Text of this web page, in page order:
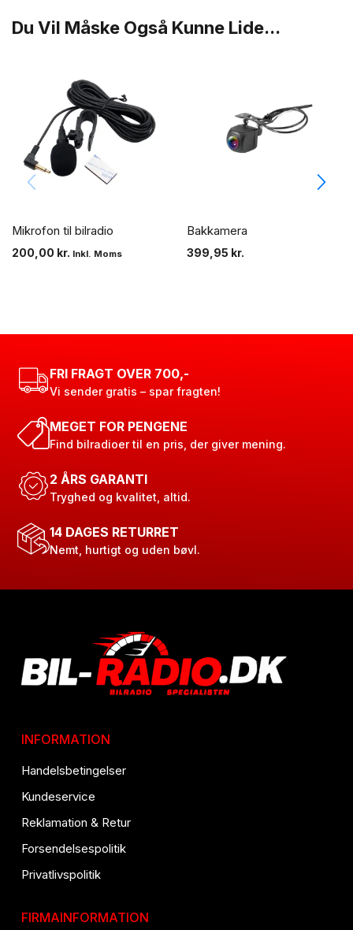
Du Vil Måske Også Kunne Lide...
Mikrofon til bilradio
200,00 kr. Inkl. Moms
Bakkamera
399,95 kr.
FRI FRAGT OVER 700,-
Vi sender gratis – spar fragten!
MEGET FOR PENGENE
Find bilradioer til en pris, der giver mening.
2 ÅRS GARANTI
Tryghed og kvalitet, altid.
14 DAGES RETURRET
Nemt, hurtigt og uden bøvl.
INFORMATION
Handelsbetingelser
Kundeservice
Reklamation & Retur
Forsendelsespolitik
Privatlivspolitik
FIRMAINFORMATION